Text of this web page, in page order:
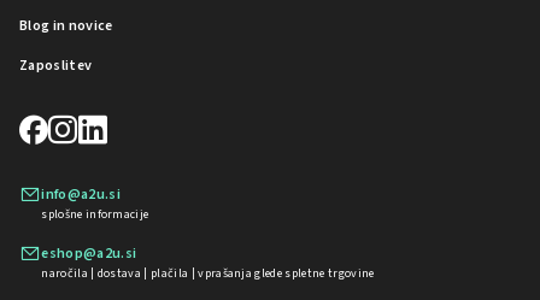
Blog in novice
Zaposlitev
info@a2u.si
splošne informacije
eshop@a2u.si
naročila | dostava | plačila | vprašanja glede spletne trgovine